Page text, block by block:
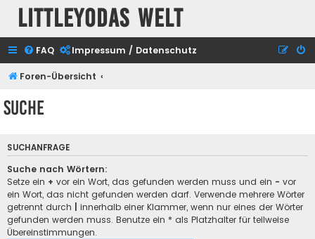
Littleyodas Welt
FAQ Impressum / Datenschutz
Foren-Übersicht
Suche
SUCHANFRAGE
Suche nach Wörtern:
Setze ein + vor ein Wort, das gefunden werden muss und ein - vor
ein Wort, das nicht gefunden werden darf. Verwende mehrere Wörter
getrennt durch
innerhalb einer Klammer, wenn nur eines der Wörter
gefunden werden muss. Benutze ein * als Platzhalter für teilweise
Übereinstimmungen.